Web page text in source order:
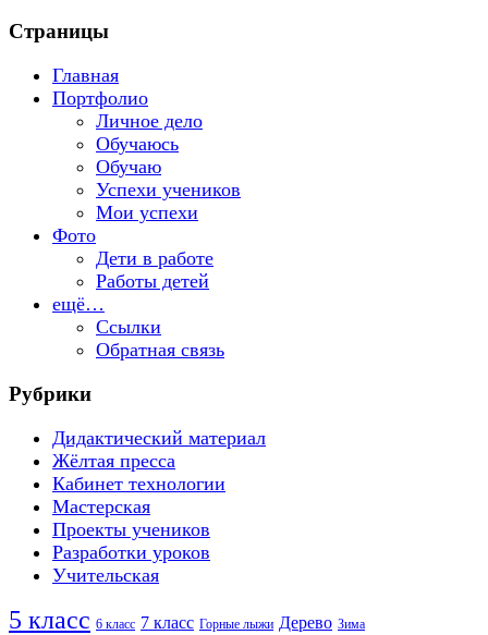
Страницы
Главная
Портфолио
Личное дело
Обучаюсь
Обучаю
Успехи учеников
Мои успехи
Фото
Дети в работе
Работы детей
ещё…
Ссылки
Обратная связь
Рубрики
Дидактический материал
Жёлтая пресса
Кабинет технологии
Мастерская
Проекты учеников
Разработки уроков
Учительская
5 класс 6 класс 7 класс Горные лыжи Дерево Зима